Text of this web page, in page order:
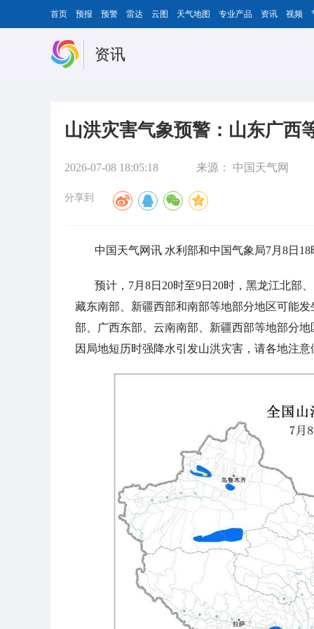
首页 预报 预警 雷达 云图 天气地图 专业产品 资讯 视频
资讯
山洪灾害气象预警：山东广西
2026-07-08 18:05:18 来源： 中国天气网
分享到
中国天气网讯 水利部和中国气象局7月8日
预计，7月8日20时至9日20时，黑龙江北部
藏东南部、新疆西部和南部等地部分地区可能
部、广西东部、云南南部、新疆西部等地部分
因局地短历时强降水引发山洪灾害，请各地注